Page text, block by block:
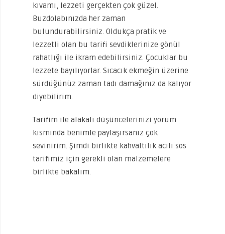
kıvamı, lezzeti gerçekten çok güzel.
Buzdolabınızda her zaman
bulundurabilirsiniz. Oldukça pratik ve
lezzetli olan bu tarifi sevdiklerinize gönül
rahatlığı ile ikram edebilirsiniz. Çocuklar bu
lezzete bayılıyorlar. Sıcacık ekmeğin üzerine
sürdüğünüz zaman tadı damağınız da kalıyor
diyebilirim.
Tarifim ile alakalı düşüncelerinizi yorum
kısmında benimle paylaşırsanız çok
sevinirim. Şimdi birlikte kahvaltılık acılı sos
tarifimiz için gerekli olan malzemelere
birlikte bakalım.